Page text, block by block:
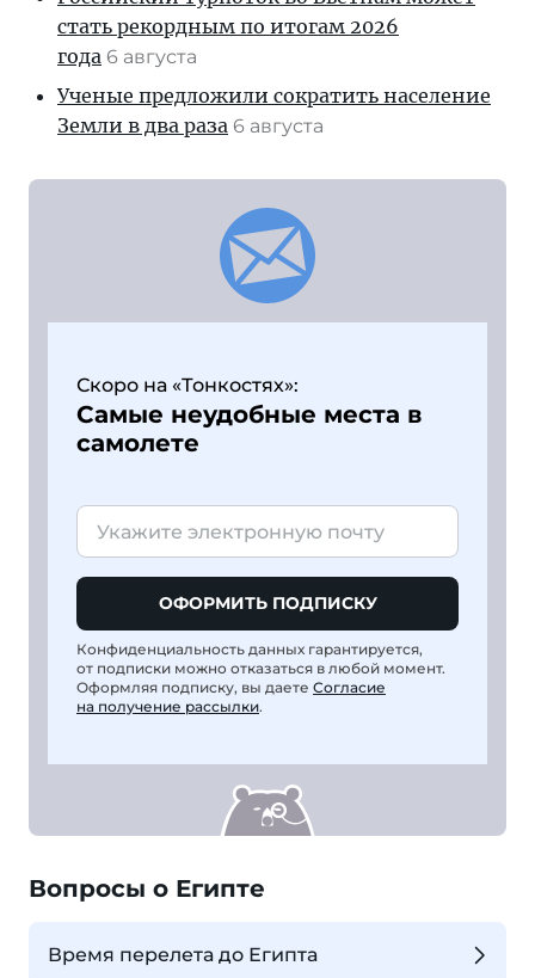
стать рекордным по итогам 2026
года 6 августа
Ученые предложили сократить население
Земли в два раза 6 августа
Скоро на «Тонкостях»:
Самые неудобные места в
самолете
ОФОРМИТЬ ПОДПИСКУ
Конфиденциальность данных гарантируется,
от подписки можно отказаться в любой момент.
Оформляя подписку, вы даете Согласие
на получение рассылки.
Вопросы о Египте
Время перелета до Египта